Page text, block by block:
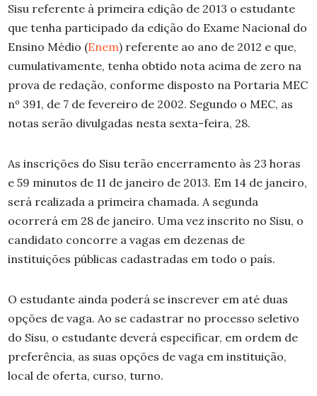
Sisu referente à primeira edição de 2013 o estudante
que tenha participado da edição do Exame Nacional do
Ensino Médio (Enem) referente ao ano de 2012 e que,
cumulativamente, tenha obtido nota acima de zero na
prova de redação, conforme disposto na Portaria MEC
nº 391, de 7 de fevereiro de 2002. Segundo o MEC, as
notas serão divulgadas nesta sexta-feira, 28.
As inscrições do Sisu terão encerramento às 23 horas
e 59 minutos de 11 de janeiro de 2013. Em 14 de janeiro,
será realizada a primeira chamada. A segunda
ocorrerá em 28 de janeiro. Uma vez inscrito no Sisu, o
candidato concorre a vagas em dezenas de
instituições públicas cadastradas em todo o país.
O estudante ainda poderá se inscrever em até duas
opções de vaga. Ao se cadastrar no processo seletivo
do Sisu, o estudante deverá especificar, em ordem de
preferência, as suas opções de vaga em instituição,
local de oferta, curso, turno.